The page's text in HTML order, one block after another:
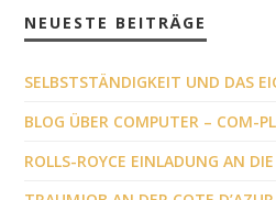
NEUESTE BEITRÄGE
SELBSTSTÄNDIGKEIT UND DAS
BLOG ÜBER COMPUTER – COM-
ROLLS-ROYCE EINLADUNG AN